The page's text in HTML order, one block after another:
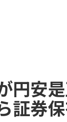
円安
証券